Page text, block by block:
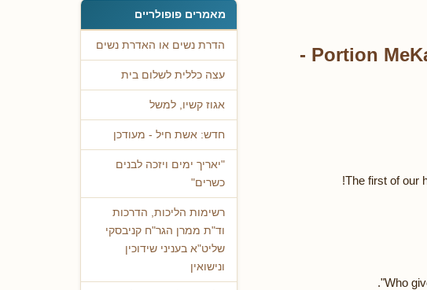
Portion
The first of our
מאמרים פופולריים
הדרת נשים או האדרת נשים
עצה כללית לשלום בית
אגוז קשיו, למשל
חדש: אשת חיל - מעודכן
"יאריך ימים ויזכה לבנים
כשרים"
רשימות הליכות, הדרכות
וד"ת ממרן הגר"ח קניבסקי
שליט"א בעניני שידוכין
ונישואין